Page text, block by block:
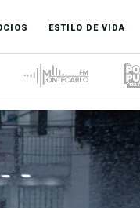
ESTILO DE VIDA